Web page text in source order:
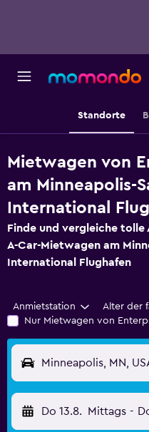
Standorte
Mietwagen von
am Minneapolis-
International
Finde und vergleiche tolle
A-Car-Mietwagen am
International Flughafen
Anmietstation Alter der
Nur Mietwagen von
Do 13.8. Mittags -